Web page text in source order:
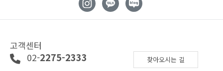
고객센터
02-2275-2333 찾아오시는 길